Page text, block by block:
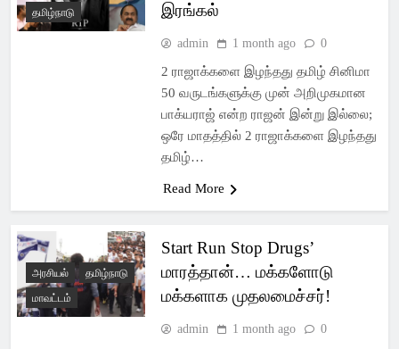
தமிழ்நாடு
இரங்கல்
admin 1 month ago 0
2 ராஜாக்களை இழந்தது தமிழ் சினிமா
50 வருடங்களுக்கு முன் அறிமுகமான
பாக்யராஜ் என்ற ராஜன் இன்று இல்லை;
ஒரே மாதத்தில் 2 ராஜாக்களை இழந்தது
தமிழ்…
Read More
அரசியல்
தமிழ்நாடு
மாவட்டம்
Start Run Stop Drugs’
மாரத்தான்… மக்களோடு
மக்களாக முதலமைச்சர்!
admin 1 month ago 0